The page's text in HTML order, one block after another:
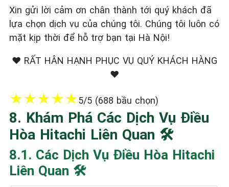
Xin gửi lời cảm ơn chân thành tới quý khách đã
lựa chọn dịch vụ của chúng tôi. Chúng tôi luôn có
mặt kịp thời để hỗ trợ bạn tại Hà Nội!
❤️ RẤT HÂN HẠNH PHỤC VỤ QUÝ KHÁCH HÀNG
❤️
★★★★★5/5 (688 bầu chọn)
8. Khám Phá Các Dịch Vụ Điều
Hòa Hitachi Liên Quan 🛠️
8.1. Các Dịch Vụ Điều Hòa Hitachi
Liên Quan 🛠️